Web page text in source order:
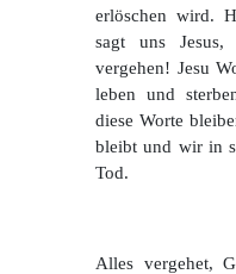
erlöschen wird.
sagt uns
vergehen! Jesu
leben und
diese Worte
bleibt und wir in
Tod.
Alles vergehet,